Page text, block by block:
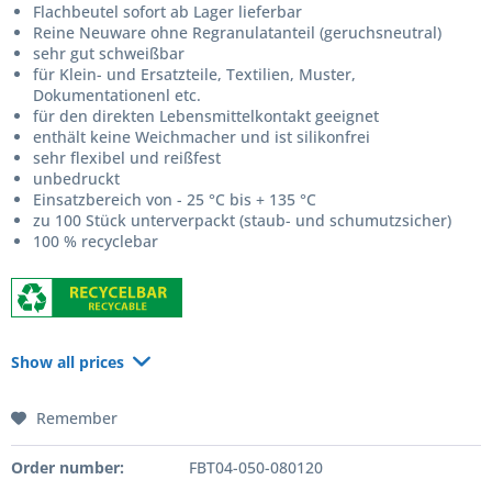
Flachbeutel sofort ab Lager lieferbar
Reine Neuware ohne Regranulatanteil (geruchsneutral)
sehr gut schweißbar
für Klein- und Ersatzteile, Textilien, Muster,
Dokumentationenl etc.
für den direkten Lebensmittelkontakt geeignet
enthält keine Weichmacher und ist silikonfrei
sehr flexibel und reißfest
unbedruckt
Einsatzbereich von - 25 °C bis + 135 °C
zu 100 Stück unterverpackt (staub- und schumutzsicher)
100 % recyclebar
Show all prices
Remember
Order number: FBT04-050-080120